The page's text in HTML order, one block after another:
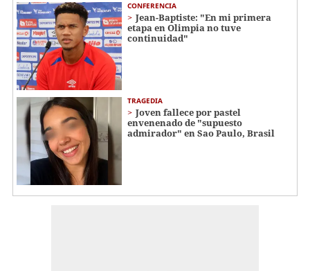
CONFERENCIA
Jean-Baptiste: "En mi primera
etapa en Olimpia no tuve
continuidad"
TRAGEDIA
Joven fallece por pastel
envenenado de "supuesto
admirador" en Sao Paulo, Brasil